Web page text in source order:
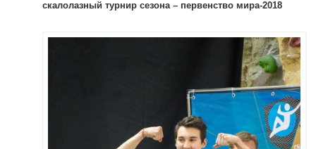
скалолазный турнир сезона – первенство мира-2018